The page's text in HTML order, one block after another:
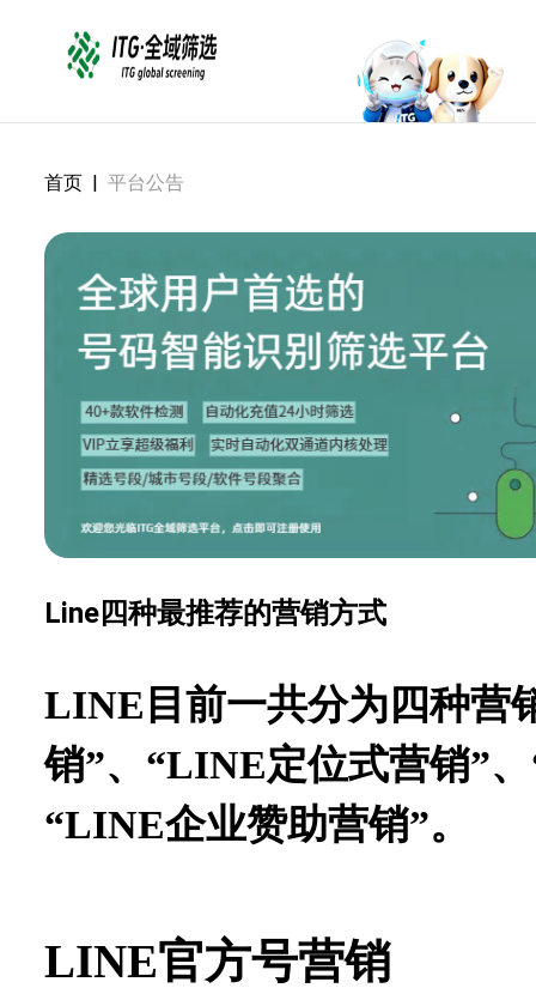
首页 | 平台公告
Line四种最推荐的营销方式
LINE目前一共分为四种营
销”、“LINE定位式营销”
“LINE企业赞助营销”。
LINE官方号营销